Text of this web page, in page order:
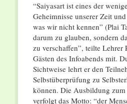
“Saiyasart ist eines der
Geheimnisse unserer Zeit
was wir nicht kennen” (Plai
darum zu glauben, sondern
zu verschaffen”, teilte Lehrer
Gästen des Infoabends mit.
Sichtweise lehrt er den
Selbstüberprüfung zu
können. Die Ausbildung zum
verfolgt das Motto: “der